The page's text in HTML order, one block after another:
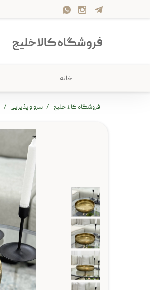
خانه
حمام
فروشگاه کالا خلیج
فروشگاه کالا خلیج سرو و پذیرایی